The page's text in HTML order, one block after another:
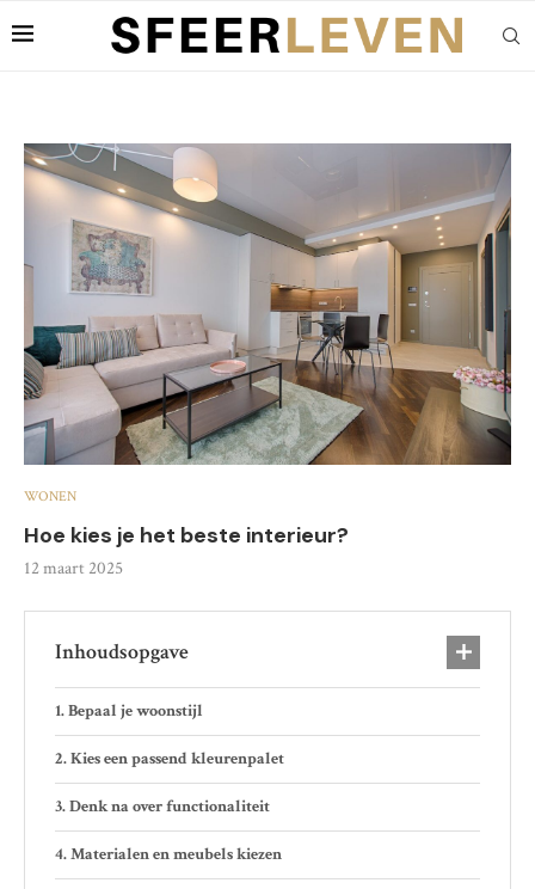
WONEN
Hoe kies je het beste interieur?
12 maart 2025
Inhoudsopgave
Bepaal je woonstijl
Kies een passend kleurenpalet
Denk na over functionaliteit
Materialen en meubels kiezen